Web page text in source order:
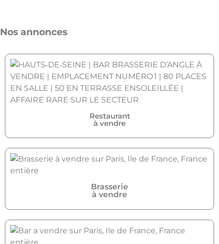
Nos annonces
Restaurant
à vendre
Brasserie
à vendre